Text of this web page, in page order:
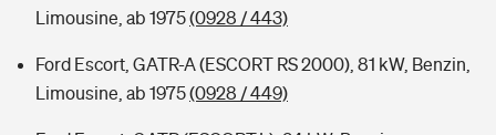
Limousine, ab 1975(0928 / 443)
Ford Escort, GATR-A (ESCORT RS 2000), 81 kW, Benzin,
Limousine, ab 1975(0928 / 449)